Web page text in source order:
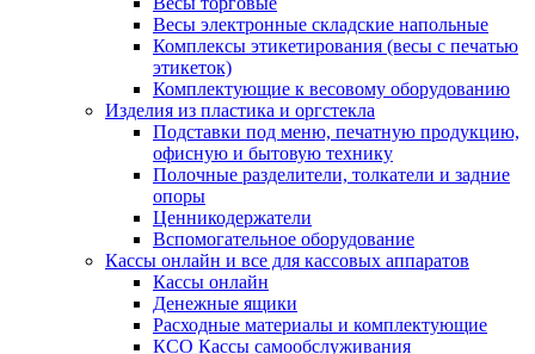
Весы электронные складские напольные
Комплексы этикетирования (весы с печатью
этикеток)
Комплектующие к весовому оборудованию
Изделия из пластика и оргстекла
Подставки под меню, печатную продукцию,
офисную и бытовую технику
Полочные разделители, толкатели и задние
опоры
Ценникодержатели
Вспомогательное оборудование
Кассы онлайн и все для кассовых аппаратов
Кассы онлайн
Денежные ящики
Расходные материалы и комплектующие
КСО Кассы самообслуживания